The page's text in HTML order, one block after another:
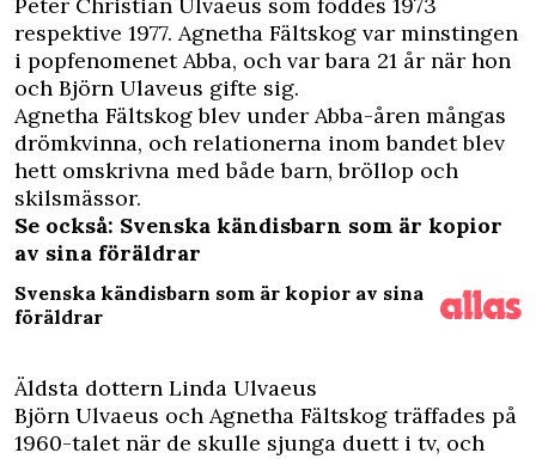
respektive 1977. Agnetha Fältskog var minstingen
i popfenomenet Abba, och var bara 21 år när hon
och Björn Ulaveus gifte sig.
Agnetha Fältskog blev under Abba-åren mångas
drömkvinna, och relationerna inom bandet blev
hett omskrivna med både barn, bröllop och
skilsmässor.
Se också: Svenska kändisbarn som är kopior
av sina föräldrar
Svenska kändisbarn som är kopior av sina
föräldrar
Äldsta dottern Linda Ulvaeus
Björn Ulvaeus och Agnetha Fältskog träffades på
1960-talet när de skulle sjunga duett i tv, och